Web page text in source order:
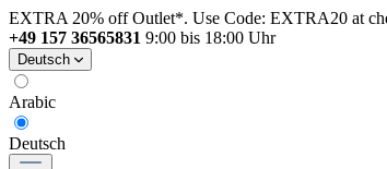
EXTRA 20% off Outlet*. Use Code: EXTRA20 at
+49 157 36565831 9:00 bis 18:00 Uhr
Deutsch
Arabic
Deutsch